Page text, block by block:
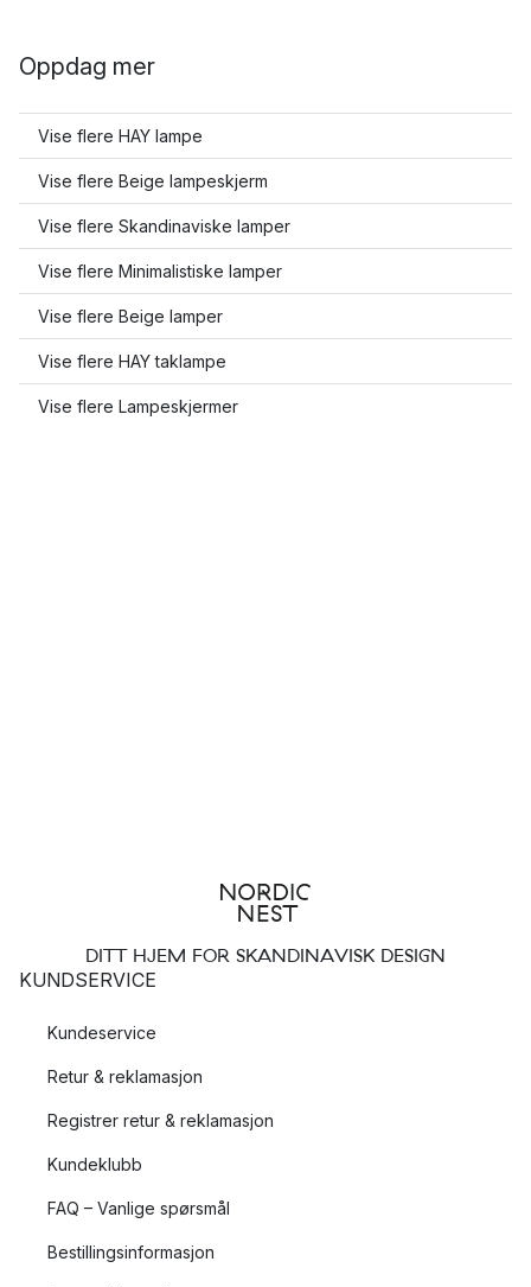
Oppdag mer
Vise flere HAY lampe
Vise flere Beige lampeskjerm
Vise flere Skandinaviske lamper
Vise flere Minimalistiske lamper
Vise flere Beige lamper
Vise flere HAY taklampe
Vise flere Lampeskjermer
DITT HJEM FOR SKANDINAVISK DESIGN
KUNDSERVICE
Kundeservice
Retur & reklamasjon
Registrer retur & reklamasjon
Kundeklubb
FAQ – Vanlige spørsmål
Bestillingsinformasjon